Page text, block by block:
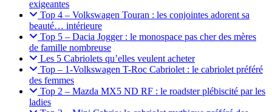
exigeantes
Top 4 – Volkswagen Touran : les conjointes adorent sa
beauté… intérieure
Top 5 – Dacia Jogger : le monospace pas cher des mères
de famille nombreuse
Les 5 Cabriolets qu’elles veulent acheter
Top – 1-Volkswagen T-Roc Cabriolet : le cabriolet préféré
des femmes
Top 2 – Mazda MX5 ND RF : le roadster plébiscité par les
ladies